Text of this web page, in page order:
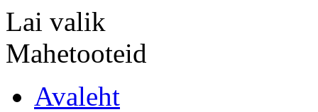
Lai valik
Mahetooteid
Avaleht